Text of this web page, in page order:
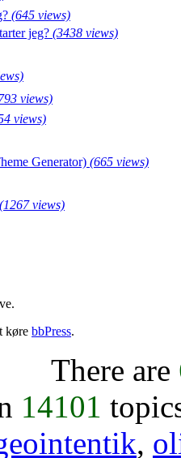
(645 views)
jeg? (3438 views)
views)
views)
Generator) (665 views)
(1267 views)
køre bbPress.
There are
14101
,